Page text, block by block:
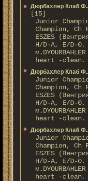
Дюрбахлер Клаб
[15]
Junior
Champion, Ch
ESZES
H/D-A, E/D-0.
heart -clean.
Дюрбахлер Клаб
Junior
Champion, Ch
ESZES
H/D-A, E/D-0.
heart -clean.
Дюрбахлер Клаб
Junior
Champion, Ch
ESZES
H/D-A, E/D-0.
heart -clean.